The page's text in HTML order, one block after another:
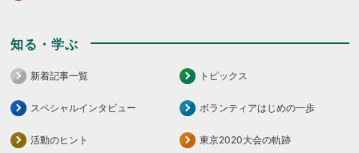
知る・学ぶ
新着記事一覧 トピックス
スペシャルインタビュー ボランティアはじめの一歩
活動のヒント
東京2020大会の軌跡